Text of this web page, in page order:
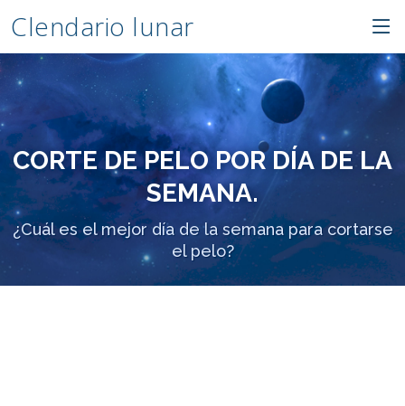
Clendario lunar
CORTE DE PELO POR DÍA DE LA
SEMANA.
¿Cuál es el mejor día de la semana para cortarse
el pelo?